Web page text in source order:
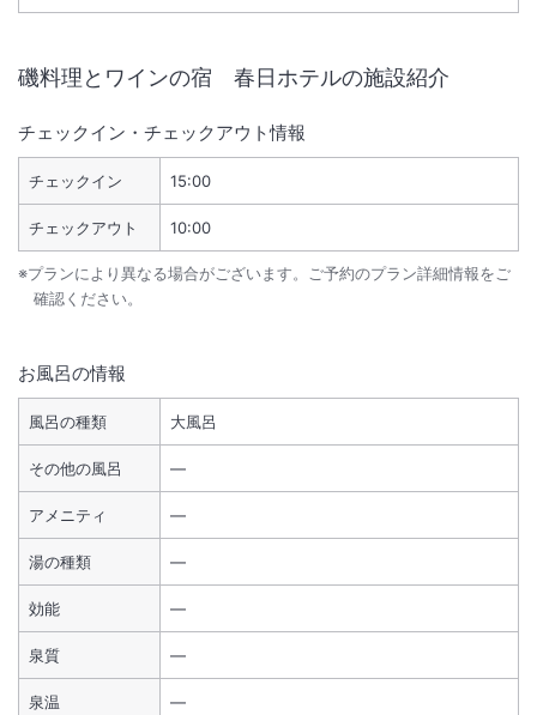
磯料理とワインの宿 春日ホテルの施設紹介
チェックイン・チェックアウト情報
チェックイン 15:00
チェックアウト 10:00
※プランにより異なる場合がございます。ご予約のプラン詳細情報をご
確認ください。
お風呂の情報
風呂の種類 大風呂
その他の風呂 ―
アメニティ ―
湯の種類 ―
効能 ―
泉質 ―
泉温 ―